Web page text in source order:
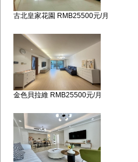
古北皇家花園 RMB25500元/月
金色貝拉維 RMB25500元/月